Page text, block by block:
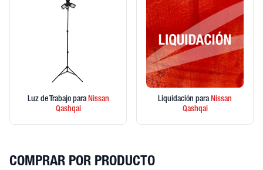
Luz de Trabajo paraNissan
Qashqai
Liquidación paraNissan
Qashqai
COMPRAR POR PRODUCTO